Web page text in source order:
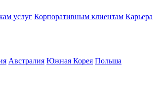
услуг Корпоративным клиентам Карьера
Австралия Южная Корея Польша